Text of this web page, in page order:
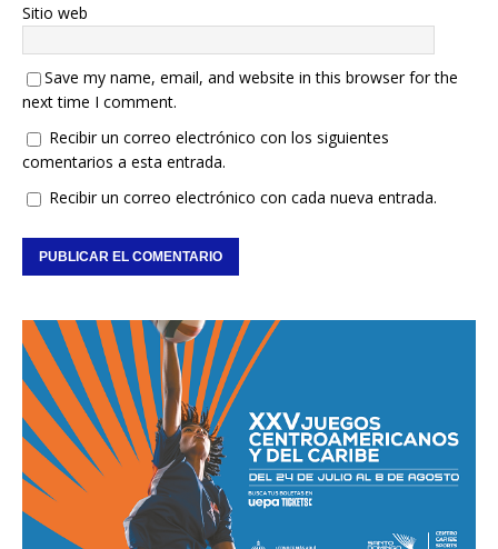
Sitio web
Save my name, email, and website in this browser for the
next time I comment.
Recibir un correo electrónico con los siguientes
comentarios a esta entrada.
Recibir un correo electrónico con cada nueva entrada.